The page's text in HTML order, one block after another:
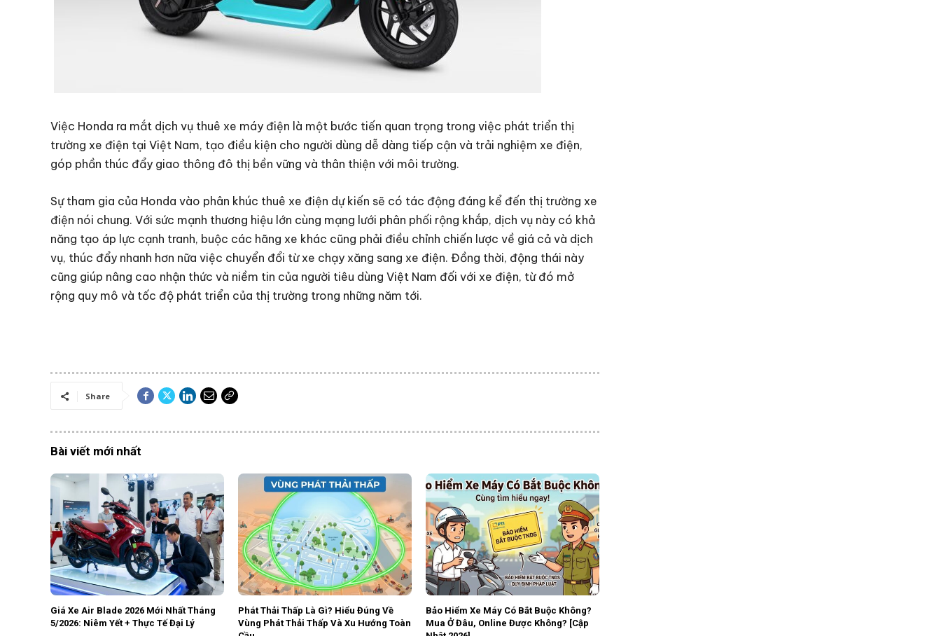
Việc Honda ra mắt dịch vụ thuê xe máy điện là một bước tiến quan trọng trong việc phát triển thị
trường xe điện tại Việt Nam, tạo điều kiện cho người dùng dễ dàng tiếp cận và trải nghiệm xe điện,
góp phần thúc đẩy giao thông đô thị bền vững và thân thiện với môi trường.
Sự tham gia của Honda vào phân khúc thuê xe điện dự kiến sẽ có tác động đáng kể đến thị trường xe
điện nói chung. Với sức mạnh thương hiệu lớn cùng mạng lưới phân phối rộng khắp, dịch vụ này có khả
năng tạo áp lực cạnh tranh, buộc các hãng xe khác cũng phải điều chỉnh chiến lược về giá cả và dịch
vụ, thúc đẩy nhanh hơn nữa việc chuyển đổi từ xe chạy xăng sang xe điện. Đồng thời, động thái này
cũng giúp nâng cao nhận thức và niềm tin của người tiêu dùng Việt Nam đối với xe điện, từ đó mở
rộng quy mô và tốc độ phát triển của thị trường trong những năm tới.
Share
Bài viết mới nhất
Giá Xe Air Blade 2026 Mới Nhất Tháng
5/2026: Niêm Yết + Thực Tế Đại Lý
Phát Thải Thấp Là Gì? Hiểu Đúng Về
Vùng Phát Thải Thấp Và Xu Hướng Toàn
Bảo Hiểm Xe Máy Có Bắt Buộc Không?
Mua Ở Đâu, Online Được Không? [Cập